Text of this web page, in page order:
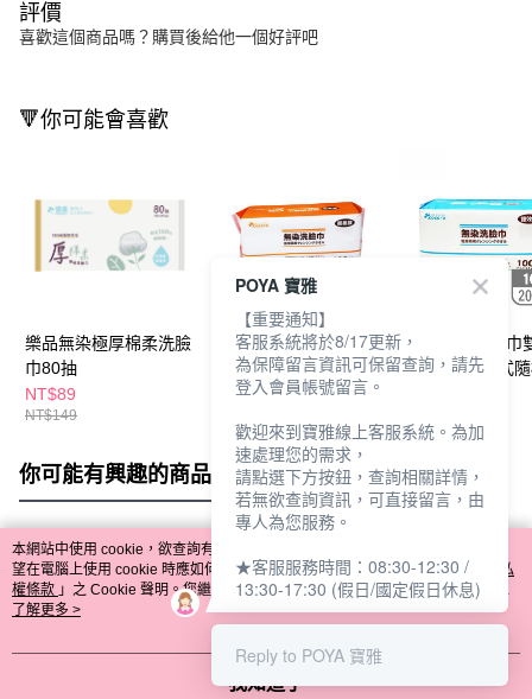
評價
喜歡這個商品嗎？購買後給他一個好評吧
🔻你可能會喜歡
樂品無染極厚棉柔洗臉
巾80抽
NT$89
NT$149
樂品無染洗臉巾(100
抽)-多款任選
NT$69
樂品 無染洗臉巾
款(100抽)-款式
你可能有興趣的商品 全站排行
熱門標籤
本網站中使用 cookie，欲查詢有關本網站使用 cookie 方式之詳情，及若您不希
望在電腦上使用 cookie 時應如何變更電腦的 cookie 設定，請參閱本網站「
隱私
權條款 」之 Cookie 聲明。您繼續使用本網站即表示您同意本公司得按本網站使
用條款之 Cookie 聲明使用 cookie。
了解更多 >
我知道了
POYA 寶雅
【重要通知】
客服系統將於8/17更新，
為保障留言資訊可保留查詢，請先
登入會員帳號留言。
歡迎來到寶雅線上客服系統。為加
速處理您的需求，
請點選下方按鈕，查詢相關詳情，
若無欲查詢資訊，可直接留言，由
專人為您服務。
★客服服務時間：08:30-12:30 /
13:30-17:30 (假日/國定假日休息)
Reply to POYA 寶雅